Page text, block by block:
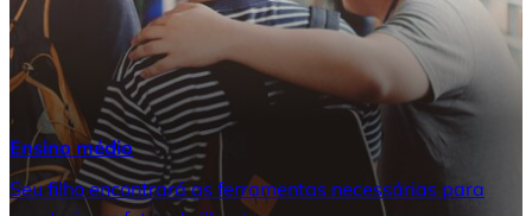
Ensino médio
Seu filho encontrará as ferramentas necessárias para